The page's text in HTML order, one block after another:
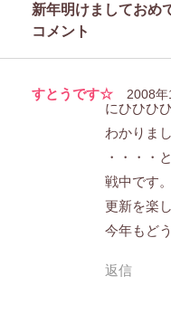
新年明けましておめ
コメント
すとうです☆ 2008
にひひひ
わかりま
・・・・
戦中です。
更新を楽
今年もど
返信